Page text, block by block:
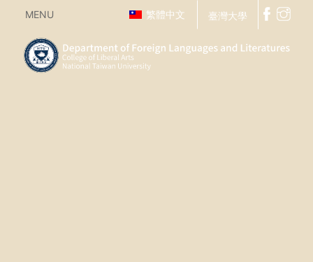
MENU 繁體中文 臺灣大學